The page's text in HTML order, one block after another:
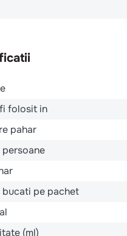
folosit in
pahar
persoane
bucati pe pachet
(ml)